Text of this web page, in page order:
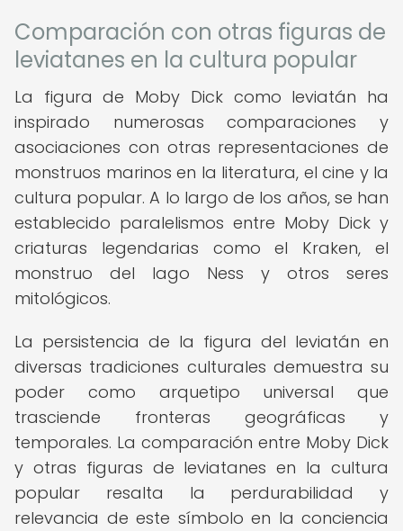
Comparación con otras figuras de
leviatanes en la cultura popular
La figura de Moby Dick como leviatán ha
inspirado numerosas comparaciones y
asociaciones con otras representaciones de
monstruos marinos en la literatura, el cine y la
cultura popular. A lo largo de los años, se han
establecido paralelismos entre Moby Dick y
criaturas legendarias como el Kraken, el
monstruo del lago Ness y otros seres
mitológicos.
La persistencia de la figura del leviatán en
diversas tradiciones culturales demuestra su
poder como arquetipo universal que
trasciende fronteras geográficas y
temporales. La comparación entre Moby Dick
y otras figuras de leviatanes en la cultura
popular resalta la perdurabilidad y
relevancia de este símbolo en la conciencia